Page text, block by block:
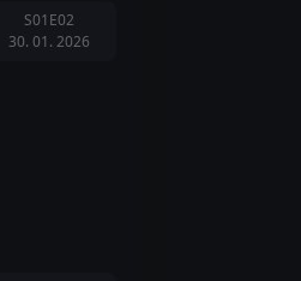
S01E02
30. 01. 2026